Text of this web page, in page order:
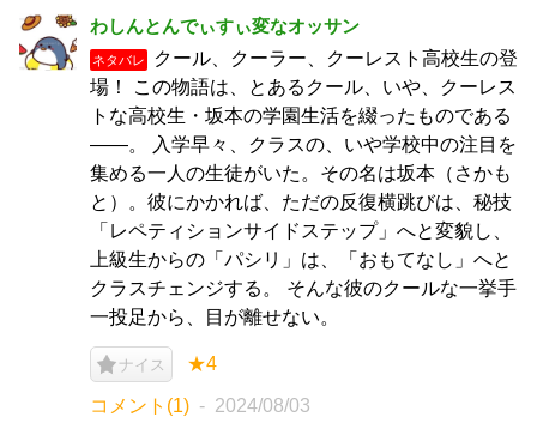
わしんとんでぃすぃ変なオッサン
ネタバレ
クール、クーラー、クーレスト高校生の登
場！ この物語は、とあるクール、いや、クーレス
トな高校生・坂本の学園生活を綴ったものである
――。 入学早々、クラスの、いや学校中の注目を
集める一人の生徒がいた。その名は坂本（さかも
と）。彼にかかれば、ただの反復横跳びは、秘技
「レペティションサイドステップ」へと変貌し、
上級生からの「パシリ」は、「おもてなし」へと
クラスチェンジする。 そんな彼のクールな一挙手
一投足から、目が離せない。
ナイス ★4
コメント(1) 2024/08/03